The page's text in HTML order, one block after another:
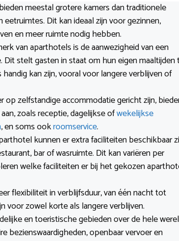
meestal grotere kamers dan traditionele
Dit kan ideaal zijn voor gezinnen,
en meer ruimte nodig hebben.
van aparthotels is de aanwezigheid van een
stelt gasten in staat om hun eigen maaltijden
kan zijn, vooral voor langere verblijven of
op zelfstandige accommodatie gericht zijn,
zoals receptie, dagelijkse ofwekelijkse
, en soms ookroomservice.
kunnen er extra faciliteiten beschikbaar
bar of wasruimte. Dit kan variëren per
welke faciliteiten er bij het gekozen
flexibiliteit in verblijfsduur, van één nacht tot
voor zowel korte als langere verblijven.
en toeristische gebieden over de hele
bezienswaardigheden, openbaar vervoer en